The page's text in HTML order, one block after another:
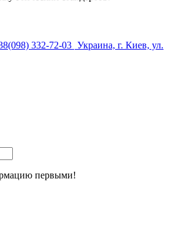
332-72-03 Украина, г. Киев, ул.
первыми!